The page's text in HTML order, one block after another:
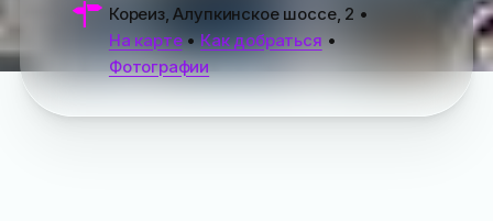
Кореиз, Алупкинское шоссе, 2 •
На карте•Как добраться •
Фотографии